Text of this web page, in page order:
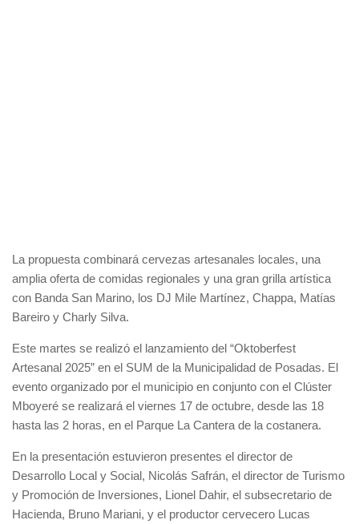
La propuesta combinará cervezas artesanales locales, una
amplia oferta de comidas regionales y una gran grilla artística
con Banda San Marino, los DJ Mile Martínez, Chappa, Matías
Bareiro y Charly Silva.
Este martes se realizó el lanzamiento del “Oktoberfest
Artesanal 2025” en el SUM de la Municipalidad de Posadas. El
evento organizado por el municipio en conjunto con el Clúster
Mboyeré se realizará el viernes 17 de octubre, desde las 18
hasta las 2 horas, en el Parque La Cantera de la costanera.
En la presentación estuvieron presentes el director de
Desarrollo Local y Social, Nicolás Safrán, el director de Turismo
y Promoción de Inversiones, Lionel Dahir, el subsecretario de
Hacienda, Bruno Mariani, y el productor cervecero Lucas